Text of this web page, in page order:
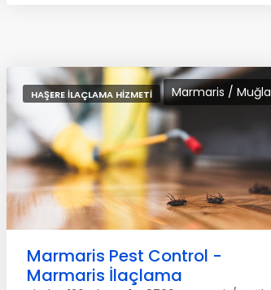
Marmaris / Muğla
HAŞERE İLAÇLAMA HIZMETI
Marmaris Pest Control -
Marmaris İlaçlama